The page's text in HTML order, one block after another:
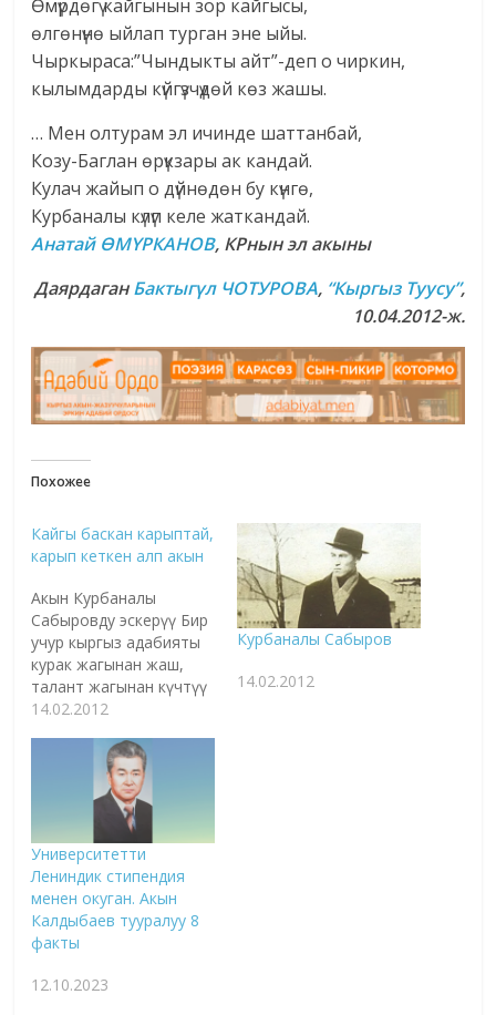
Өмүрдөгү кайгынын зор кайгысы,
өлгөнүнө ыйлап турган эне ыйы.
Чыркыраса:”Чындыкты айт”-деп о чиркин,
кылымдарды күйгүзчүдөй көз жашы.
… Мен олтурам эл ичинде шаттанбай,
Козу-Баглан өрүкзары ак кандай.
Кулач жайып о дүйнөдөн бу күнгө,
Курбаналы күлүп келе жаткандай.
Анатай ӨМҮРКАНОВ, КРнын эл акыны
ДаярдаганБактыгүл ЧОТУРОВА, “Кыргыз Туусу”,
10.04.2012-ж.
Похожее
Кайгы баскан карыптай,
карып кеткен алп акын
Акын Курбаналы
Сабыровду эскерүү Бир
учур кыргыз адабияты
курак жагынан жаш,
талант жагынан күчтүү
жоон топ акындарынан
Мамытов, Турар
Кожомбердиев,
Беганас Сартов,
Табылды Муканов жана
Курбаналы Сабыров.
Алар аз жашашты.
Бирок арман толгон,
сүйүү толгон ырлары
калды артында. Бүгүн
биз Курбаналы
Сабыров тууралуу кеп
кылабыз. Ал…
14.02.2012
Курбаналы Сабыров
14.02.2012
Университетти
Лениндик стипендия
менен окуган. Акын
Калдыбаев тууралуу 8
факты
12.10.2023